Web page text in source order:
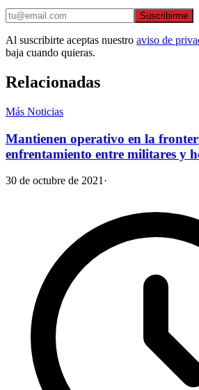
Suscribirme
Al suscribirte aceptas nuestro aviso de
baja cuando quieras.
Relacionadas
Más Noticias
Mantienen operativo en la
enfrentamiento entre militares y
30 de octubre de 2021 ·